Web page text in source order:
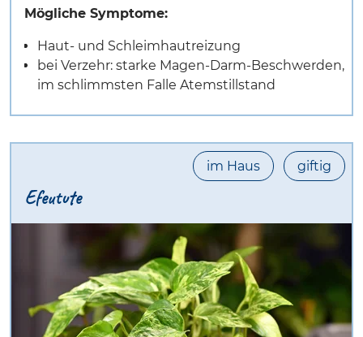
Mögliche Symptome:
Haut- und Schleimhautreizung
bei Verzehr: starke Magen-Darm-Beschwerden,
im schlimmsten Falle Atemstillstand
im Haus giftig
Efeutute